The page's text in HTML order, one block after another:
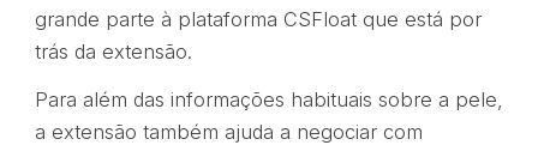
grande parte à plataforma CSFloat que está por
trás da extensão.
Para além das informações habituais sobre a pele,
a extensão também ajuda a negociar com